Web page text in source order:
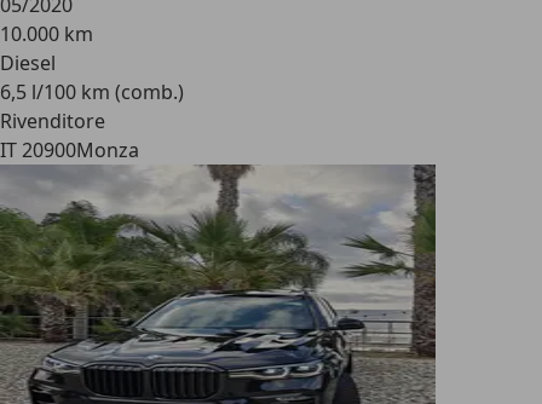
10.000 km
Diesel
6,5 l/100 km (comb.)
Rivenditore
IT 20900Monza